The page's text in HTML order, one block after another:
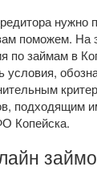
нужно
поможем. На
по займам в
условия,
подходящим
Копейска.